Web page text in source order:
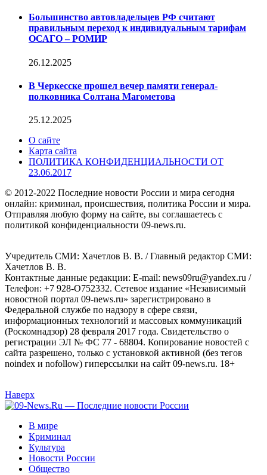
Большинство автовладельцев РФ считают
правильным переход к индивидуальным тарифам
ОСАГО – РОМИР
26.12.2025
В Черкесске прошел вечер памяти генерал-
полковника Солтана Магометова
25.12.2025
О сайте
Карта сайта
ПОЛИТИКА КОНФИДЕНЦИАЛЬНОСТИ ОТ
23.06.2017
© 2012-2022 Последние новости России и мира сегодня
онлайн: криминал, происшествия, политика России и мира.
Отправляя любую форму на сайте, вы соглашаетесь с
политикой конфиденциальности 09-news.ru.
Учредитель СМИ: Хaчeтлoв B. B. / Главный редактор СМИ:
Хaчeтлoв B. B.
Контактные данные редакции: E-mail: news09ru@yandex.ru /
Телефон: +7 928-O752332. Сетевое издание «Независимый
новостной портал 09-news.ru» зарегистрировано в
Федеральной службе по надзору в сфере связи,
информационных технологий и массовых коммуникаций
(Роскомнадзор) 28 февраля 2017 года. Свидетельство о
регистрации ЭЛ № ФС 77 - 68804. Копирование новостей с
сайта разрешено, только с установкой активной (без тегов
noindex и nofollow) гиперссылки на сайт 09-news.ru. 18+
Наверх
В мире
Криминал
Культура
Новости России
Общество